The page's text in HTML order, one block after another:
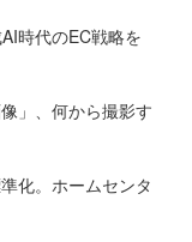
時代のEC戦略を
」、何から撮影す
化。ホームセンタ